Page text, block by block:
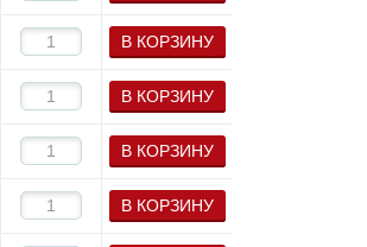
В КОРЗИНУ
В КОРЗИНУ
В КОРЗИНУ
В КОРЗИНУ